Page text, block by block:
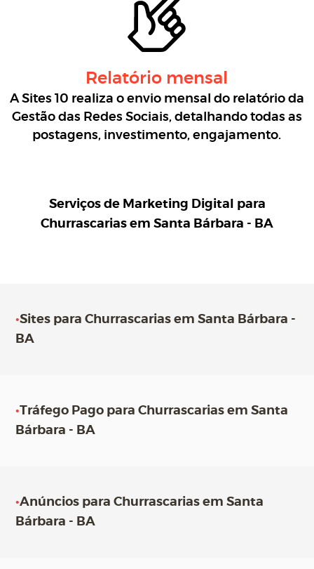
Relatório mensal
A Sites 10 realiza o envio mensal do relatório da
Gestão das Redes Sociais, detalhando todas as
postagens, investimento, engajamento.
Serviços de Marketing Digital para
Churrascarias em Santa Bárbara - BA
•Sites para Churrascarias em Santa Bárbara -
BA
•Tráfego Pago para Churrascarias em Santa
Bárbara - BA
•Anúncios para Churrascarias em Santa
Bárbara - BA